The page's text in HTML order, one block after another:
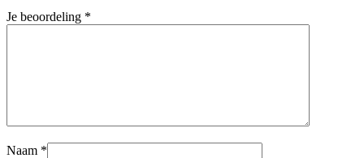
Je beoordeling *
Naam *